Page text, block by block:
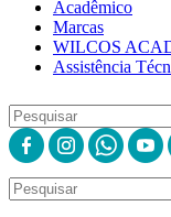
Acadêmico
Marcas
WILCOS
Assistência